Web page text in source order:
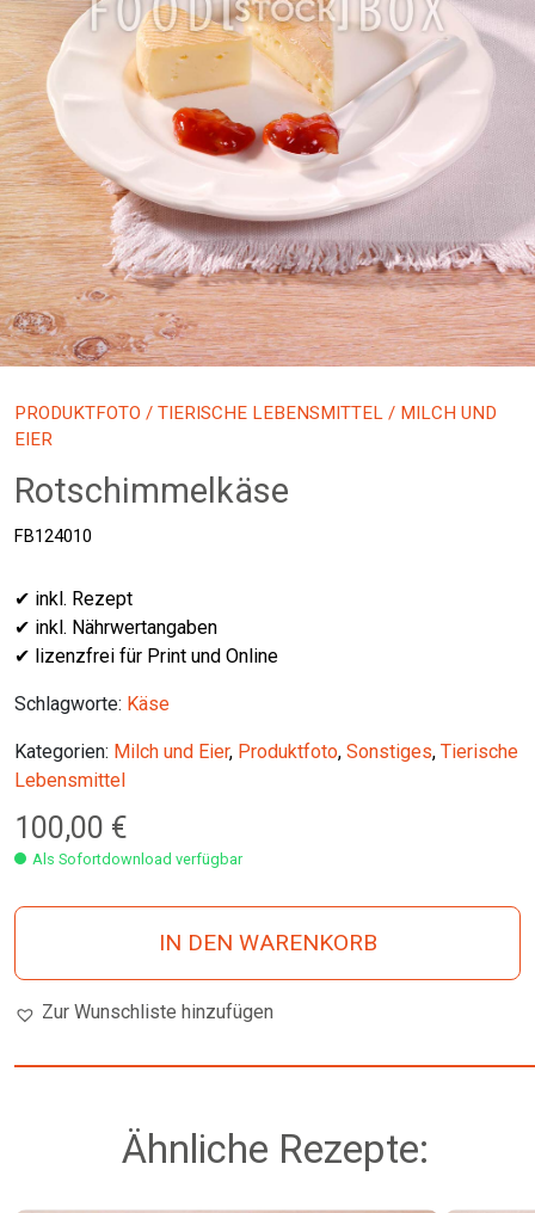
PRODUKTFOTO / TIERISCHE LEBENSMITTEL / MILCH UND
EIER
Rotschimmelkäse
FB124010
✔ inkl. Rezept
✔ inkl. Nährwertangaben
✔ lizenzfrei für Print und Online
Schlagworte: Käse
Kategorien: Milch und Eier, Produktfoto, Sonstiges, Tierische
Lebensmittel
100,00 €
Als Sofortdownload verfügbar
IN DEN WARENKORB
Zur Wunschliste hinzufügen
Ähnliche Rezepte: